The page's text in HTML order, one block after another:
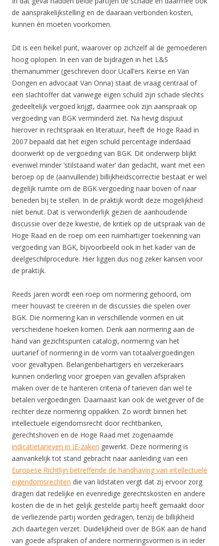
de aansprakelijkstelling en de daaraan verbonden kosten,
kunnen én moeten voorkomen.
Dit is een heikel punt, waarover op zichzelf al de gemoederen
hoog oplopen. In een van de bijdragen in het L&S
themanummer (geschreven door Ucall’ers Keirse en Van
Dongen en advocaat Van Onna) staat de vraag centraal of
een slachtoffer dat vanwege eigen schuld zijn schade slechts
gedeeltelijk vergoed krijgt, daarmee ook zijn aanspraak op
vergoeding van BGK verminderd ziet. Na hevig dispuut
hierover in rechtspraak en literatuur, heeft de Hoge Raad in
2007 bepaald dat het eigen schuld percentage inderdaad
doorwerkt op de vergoeding van BGK. Dit onderwerp blijkt
evenwel minder ‘stilstaand water’ dan gedacht, want met een
beroep op de (aanvullende) billijkheidscorrectie bestaat er wel
degelijk ruimte om de BGK vergoeding naar boven of naar
beneden bij te stellen. In de praktijk wordt deze mogelijkheid
niet benut. Dat is verwonderlijk gezien de aanhoudende
discussie over deze kwestie, de kritiek op de uitspraak van de
Hoge Raad en de roep om een ruimhartiger toekenning van
vergoeding van BGK, bijvoorbeeld ook in het kader van de
deelgeschilprocedure. Hier liggen dus nog zeker kansen voor
de praktijk.
Reeds jaren wordt een roep om normering gehoord, om
meer houvast te creëren in de discussies die spelen over
BGK. Die normering kan in verschillende vormen en uit
verscheidene hoeken komen. Denk aan normering aan de
hand van gezichtspunten catalogi, normering van het
uurtarief of normering in de vorm van totaalvergoedingen
voor gevaltypen. Belangenbehartigers en verzekeraars
kunnen onderling voor groepen van gevallen afspraken
maken over de te hanteren criteria of tarieven dan wel te
betalen vergoedingen. Daarnaast kan ook de wetgever of de
rechter deze normering oppakken. Zo wordt binnen het
intellectuele eigendomsrecht door rechtbanken,
gerechtshoven en de Hoge Raad met zogenaamde
indicatietarieven in IE-zaken gewerkt. Deze normering is
aanvankelijk tot stand gebracht naar aanleiding van een
Europese Richtlijn betreffende de handhaving van intellectuele
eigendomsrechten die van lidstaten vergt dat zij ervoor zorg
dragen dat redelijke en evenredige gerechtskosten en andere
kosten die de in het gelijk gestelde partij heeft gemaakt door
de verliezende partij worden gedragen, tenzij de billijkheid
zich daartegen verzet. Duidelijkheid over de BGK aan de hand
van goede afspraken of andere normeringsvormen is in ieder